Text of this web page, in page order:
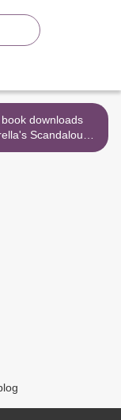
downloads
Scandalous
Secret >